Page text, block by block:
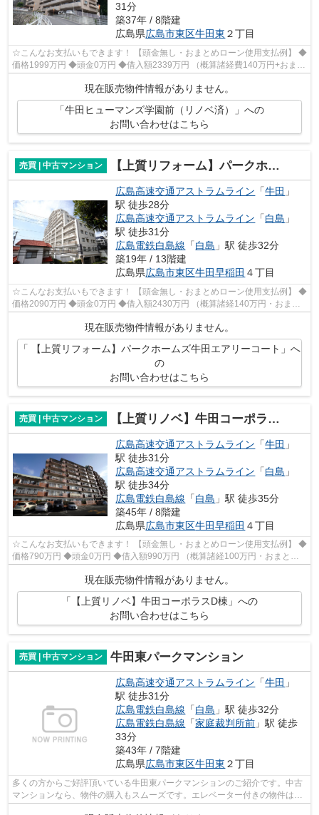
31分
築37年 / 8階建
広島県広島市東区牛田東 ２丁目
☆こんなお支払いもできます！ 【頭金無し・おまとめローン使用支払例】 ◆
価格1999万円 ◆頭金0万円 ◆借入額2339万円 （概算諸経費140万円+おまと
現在販売物件情報がありません。
「牛田ヒューマンズ学園前（リノベ済）」への
お問い合わせはこちら
売買 | 中古マンション 【上質リフォーム】パークホームズ牛田エアリーコート
広島高速交通アストラムライン 「牛田 」
駅 徒歩28分
広島高速交通アストラムライン 「白島 」
駅 徒歩31分
広島電鉄白島線 「白島 」駅 徒歩32分
築19年 / 13階建
広島県広島市東区牛田早稲田 ４丁目
☆こんなお支払いもできます！ 【頭金無し・おまとめローン使用支払例】 ◆
価格2090万円 ◆頭金0万円 ◆借入額2430万円 （概算諸経140万円・おまと
めローン200万円込） ◆年利0.6％ 変動...
現在販売物件情報がありません。
「 【上質リフォーム】パークホームズ牛田エアリーコート」へ
の
お問い合わせはこちら
売買 | 中古マンション 【上質リノベ】牛田コーポラスD棟
広島高速交通アストラムライン 「牛田 」
駅 徒歩31分
広島高速交通アストラムライン 「白島 」
駅 徒歩34分
広島電鉄白島線 「白島 」駅 徒歩35分
築45年 / 8階建
広島県広島市東区牛田早稲田 ４丁目
☆こんなお支払いもできます！ 【頭金無し・おまとめローン使用支払例】 ◆
価格790万円 ◆頭金0万円 ◆借入額990万円 （概算諸経100万円・おまとめ
現在販売物件情報がありません。
「【上質リノベ】牛田コーポラスD棟」への
お問い合わせはこちら
売買 | 中古マンション 牛田東パークマンション
広島高速交通アストラムライン 「牛田 」
駅 徒歩31分
広島電鉄白島線 「白島 」駅 徒歩32分
広島電鉄白島線 「家庭裁判所前 」駅 徒歩
33分
築43年 / 7階建
広島県広島市東区牛田東 ２丁目
多くの方からご好評頂いている牛田東パークマンションのご紹介です。中古
マンションなら、物件の購入もスムーズです。エレベーター付きの物件はも